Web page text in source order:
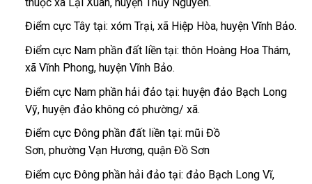
Điểm cực Tây tại: xóm Trại, xã Hiệp Hòa, huyện Vĩnh Bảo.
Điểm cực Nam phần đất liền tại: thôn Hoàng Hoa Thám,
xã Vĩnh Phong, huyện Vĩnh Bảo.
Điểm cực Nam phần hải đảo tại: huyện đảo Bạch Long
Vỹ, huyện đảo không có phường/ xã.
Điểm cực Đông phần đất liền tại: mũi Đồ
Sơn, phường Vạn Hương, quận Đồ Sơn
Điểm cực Đông phần hải đảo tại: đảo Bạch Long Vĩ,